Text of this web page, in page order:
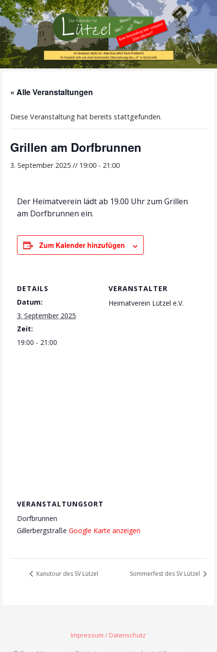
Zum
Inhalt
springen
Lützel
« Alle Veranstaltungen
Diese Veranstaltung hat bereits stattgefunden.
Grillen am Dorfbrunnen
3. September 2025 // 19:00- 21:00
Der Heimatverein lädt ab 19.00 Uhr zum Grillen
am Dorfbrunnen ein.
Zum Kalender hinzufügen
DETAILS
Datum:
3. September 2025
Zeit:
19:00 - 21:00
VERANSTALTER
Heimatverein Lützel e.V.
VERANSTALTUNGSORT
Dorfbrunnen
Gillerbergstraße Google Karte anzeigen
Kanutour des SV Lützel Sommerfest des SV Lützel
Impressum / Datenschutz